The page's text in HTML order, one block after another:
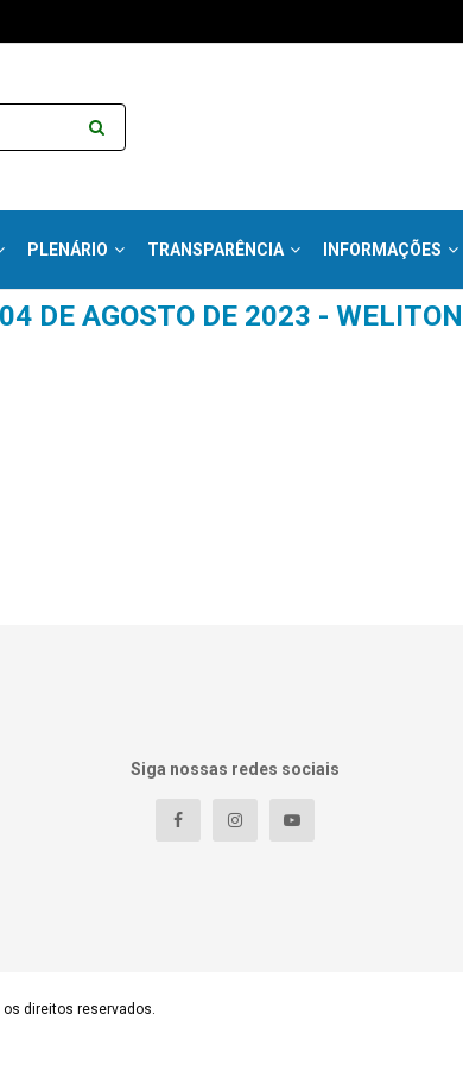
PLENÁRIO TRANSPARÊNCIA INFORMAÇÕES
DE AGOSTO DE 2023 -
Siga nossas redes sociais
os direitos reservados.